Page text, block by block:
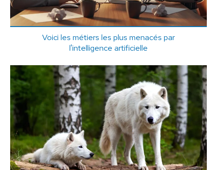
Voici les métiers les plus menacés par
l'intelligence artificielle